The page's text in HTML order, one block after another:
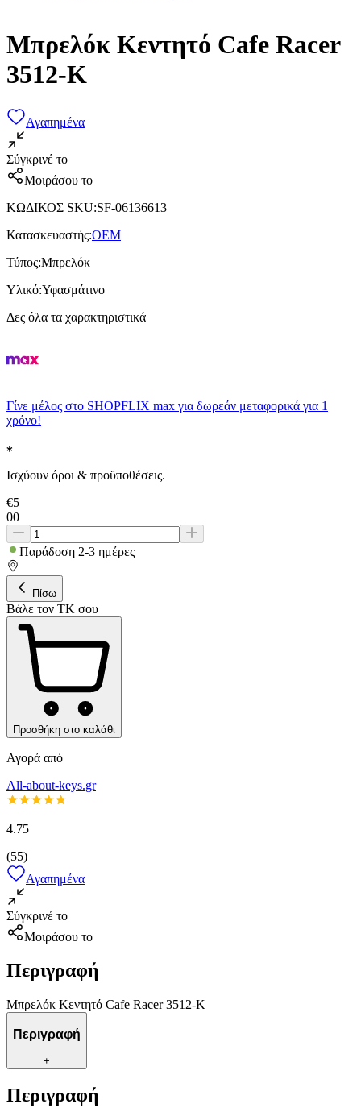
Μπρελόκ Κεντητό Cafe Racer
3512-K
Αγαπημένα
Σύγκρινέ το
Μοιράσου το
ΚΩΔΙΚΟΣ SKU:SF-06136613
Κατασκευαστής:OEM
Τύπος:Μπρελόκ
Υλικό:Υφασμάτινο
Δες όλα τα χαρακτηριστικά
Γίνε μέλος στο SHOPFLIX max για δωρεάν μεταφορικά για 1
χρόνο!
Ισχύουν όροι & προϋποθέσεις.
€5
00
Παράδοση 2-3 ημέρες
Πίσω
Βάλε τον ΤΚ σου
Προσθήκη στο καλάθι
Αγορά από
All-about-keys.gr
4.75
(55)
Αγαπημένα
Σύγκρινέ το
Μοιράσου το
Περιγραφή
Μπρελόκ Κεντητό Cafe Racer 3512-K
Περιγραφή
+
Περιγραφή